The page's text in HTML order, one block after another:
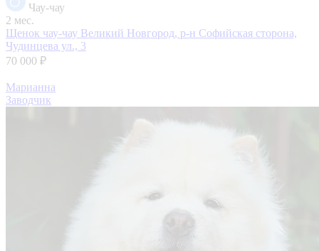
Чау-чау
2 мес.
Щенок чау-чау Великий Новгород, р-н Софийская сторона,
Чудинцева ул., 3
70 000 ₽
Марианна
Заводчик